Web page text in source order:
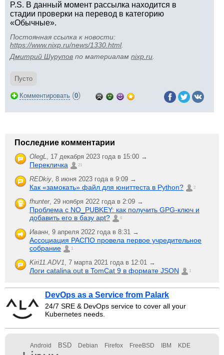
P.S. В данный момент рассылка находится в
стадии проверки на перевод в категорию
«Обычные».
Постоянная ссылка к новости:
https://www.nixp.ru/news/1330.html.
Дмитрий Шурупов по материалам nixp.ru
Пусто
Комментировать (0)
Последние комментарии
OlegL, 17 декабря 2023 года в 15:00 →
Перекличка 21
REDkiy, 8 июня 2023 года в 9:09 →
Как «замокать» файл для юниттеста в Python? 2
fhunter, 29 ноября 2022 года в 2:09 →
Проблема с NO_PUBKEY: как получить GPG-ключ и
добавить его в базу apt?
6
Иванн, 9 апреля 2022 года в 8:31 →
Ассоциация РАСПО провела первое учредительное
собрание
1
Kiri11.ADV1, 7 марта 2021 года в 12:01 →
Логи catalina.out в TomCat 9 в формате JSON 1
DevOps as a Service from Palark
24/7 SRE & DevOps service to cover all your
Kubernetes needs.
Android BSD Debian Firefox FreeBSD IBM KDE